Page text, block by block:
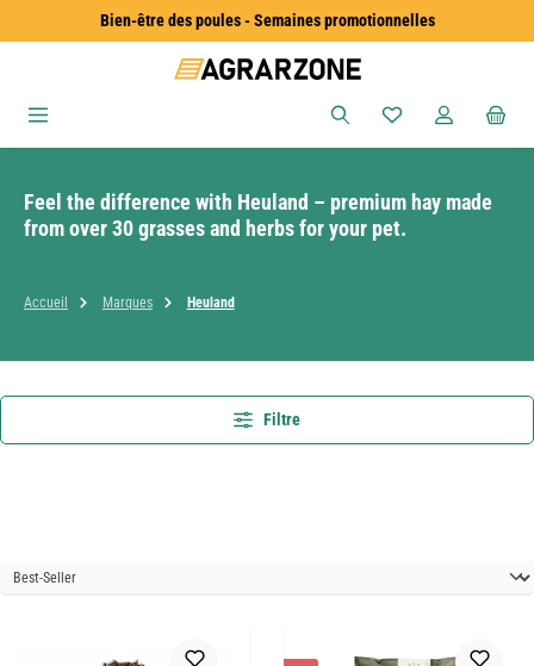
Passer au contenu principalBien-être des poules - Semaines promotionnelles
Vous avez 0
Feel the difference with Heuland – premium hay made
from over 30 grasses and herbs for your pet.
Accueil Marques Heuland
Filtre